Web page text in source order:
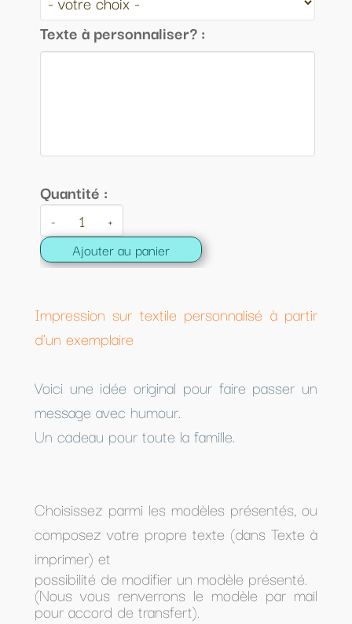
Texte à personnaliser? :
Quantité :
- +
Ajouter au panier
Impression sur textile personnalisé à partir
d'un exemplaire
Voici une idée original pour faire passer un
message avec humour.
Un cadeau pour toute la famille.
Choisissez parmi les modèles présentés, ou
composez votre propre texte (dans Texte à
imprimer) et
possibilité de modifier un modèle présenté.
(Nous vous renverrons le modèle par mail
pour accord de transfert).